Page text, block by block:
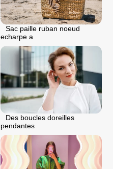
Sac paille ruban noeud
echarpe a
Des boucles doreilles
pendantes